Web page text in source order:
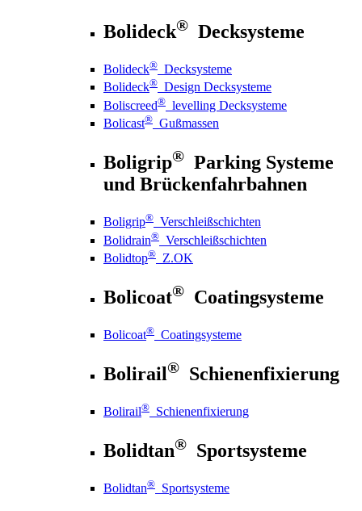
Bolideck® Decksysteme
Bolideck® Decksysteme
Bolideck® Design Decksysteme
Boliscreed® levelling Decksysteme
Bolicast® Gußmassen
Boligrip® Parking Systeme
und Brückenfahrbahnen
Boligrip® Verschleißschichten
Bolidrain® Verschleißschichten
Bolidtop® Z.OK
Bolicoat® Coatingsysteme
Bolicoat® Coatingsysteme
Bolirail® Schienenfixierung
Bolirail® Schienenfixierung
Bolidtan® Sportsysteme
Bolidtan® Sportsysteme